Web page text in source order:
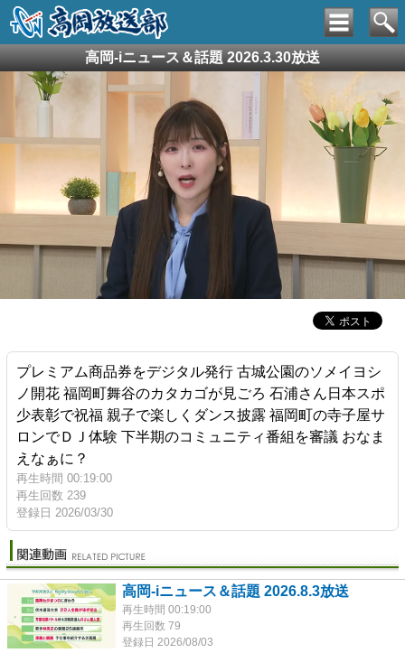
高岡-iニュース＆話題 2026.3.30放送
プレミアム商品券をデジタル発行 古城公園のソメイヨシ
ノ開花 福岡町舞谷のカタカゴが見ごろ 石浦さん日本スポ
少表彰で祝福 親子で楽しくダンス披露 福岡町の寺子屋サ
ロンでＤＪ体験 下半期のコミュニティ番組を審議 おなま
えなぁに？
再生時間 00:19:00
再生回数 239
登録日 2026/03/30
高岡-iニュース＆話題 2026.8.3放送
再生時間 00:19:00
再生回数 79
登録日 2026/08/03